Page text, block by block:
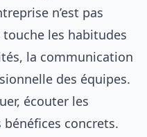
n’est pas
les habitudes
la communication
des équipes.
écouter les
concrets.